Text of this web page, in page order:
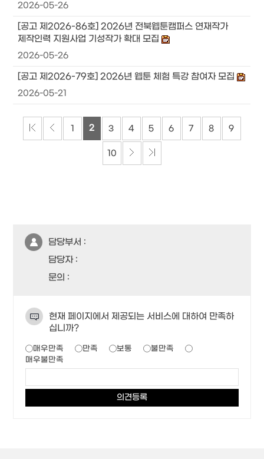
2026-05-26
[공고 제2026-86호] 2026년 전북웹툰캠퍼스 연재작가
제작인력 지원사업 기성작가 확대 모집
2026-05-26
[공고 제2026-79호] 2026년 웹툰 체험 특강 참여자 모집
2026-05-21
1 2 3 4 5 6 7 8 9
10
담당부서 :
담당자 :
문의 :
현재 페이지에서 제공되는 서비스에 대하여 만족하
십니까?
매우만족 만족 보통
불만족
매우불만족